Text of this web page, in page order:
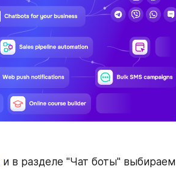
и в разделе "Чат боты" выбираем